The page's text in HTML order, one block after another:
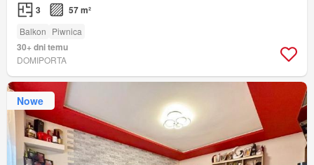
3 57 m²
Balkon Piwnica
30+ dni temu
DOMIPORTA
Nowe